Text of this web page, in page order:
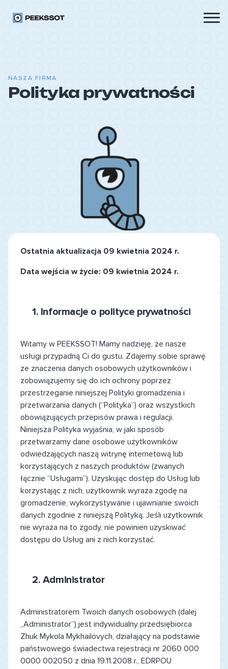
NASZA FIRMA
Polityka prywatności
Ostatnia aktualizacja 09 kwietnia 2024 r.
Data wejścia w życie: 09 kwietnia 2024 r.
1. Informacje o polityce prywatności
Witamy w PEEKSSOT! Mamy nadzieję, że nasze
usługi przypadną Ci do gustu. Zdajemy sobie sprawę
ze znaczenia danych osobowych użytkowników i
zobowiązujemy się do ich ochrony poprzez
przestrzeganie niniejszej Polityki gromadzenia i
przetwarzania danych (“Polityka”) oraz wszystkich
obowiązujących przepisów prawa i regulacji.
Niniejsza Polityka wyjaśnia, w jaki sposób
przetwarzamy dane osobowe użytkowników
odwiedzających naszą witrynę internetową lub
korzystających z naszych produktów (zwanych
łącznie “Usługami”). Uzyskując dostęp do Usług lub
korzystając z nich, użytkownik wyraża zgodę na
gromadzenie, wykorzystywanie i ujawnianie swoich
danych zgodnie z niniejszą Polityką. Jeśli użytkownik
nie wyraża na to zgody, nie powinien uzyskiwać
dostępu do Usług ani z nich korzystać.
2. Administrator
Administratorem Twoich danych osobowych (dalej
„Administrator”) jest indywidualny przedsiębiorca
Zhuk Mykola Mykhailovych, działający na podstawie
państwowego świadectwa rejestracji nr 2060 000
0000 002050 z dnia 19.11.2008 r., EDRPOU